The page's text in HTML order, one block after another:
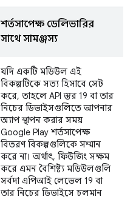
শর্তসাপেক্ষ ডেলিভারির
সাথে সামঞ্জস্য
যদি একটি মডিউল এই
বিকল্পটিকে সত্য হিসাবে সেট
করে, তাহলে API স্তর 19 বা তার
নিচের ডিভাইসগুলিতে আপনার
অ্যাপ স্থাপন করার সময়
Google Play শর্তসাপেক্ষ
বিতরণ বিকল্পগুলিকে সম্মান
করে না। অর্থাৎ, ফিউজিং সক্ষম
করে এমন বৈশিষ্ট্য মডিউলগুলি
সর্বদা এপিআই লেভেল 19 বা
তার নিচের ডিভাইসে চলমান